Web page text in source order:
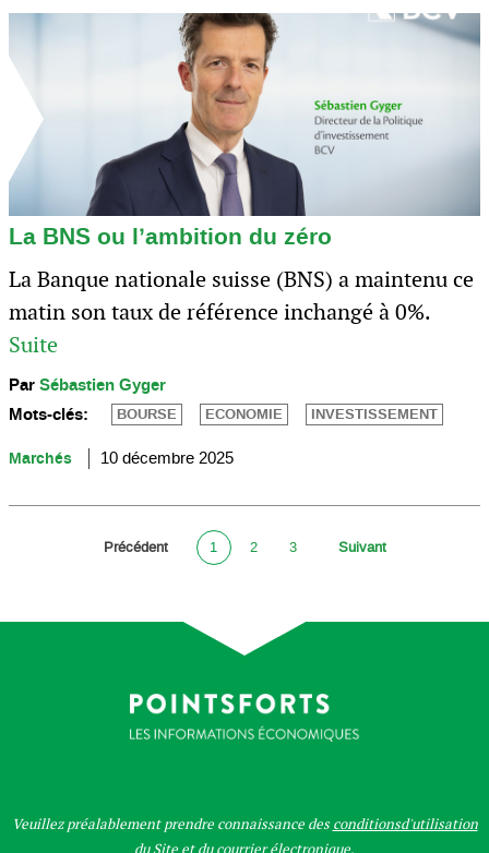
La BNS ou l’ambition du zéro
La Banque nationale suisse (BNS) a maintenu ce
matin son taux de référence inchangé à 0%.
Suite
ParSébastien Gyger
Mots-clés:
BOURSE ECONOMIE INVESTISSEMENT
Marchés 10 décembre 2025
Précédent 1 2 3 Suivant
Veuillez préalablement prendre connaissance desconditionsd'utilisation
du Site et ducourrier électronique.